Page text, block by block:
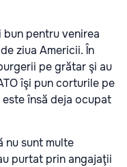
bun pentru venirea
ziua Americii. În
pe grătar şi au
îşi pun corturile pe
însă deja ocupat
nu sunt multe
purtat prin angajaţii